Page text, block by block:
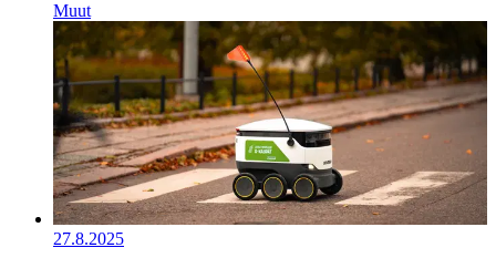
Muut
27.8.2025